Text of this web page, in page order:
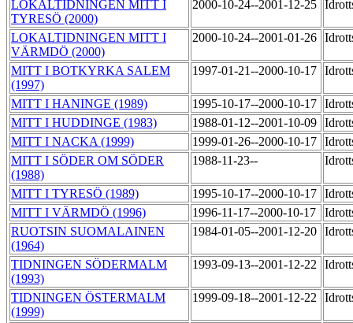
LOKALTIDNINGEN MITT I
TYRESÖ (2000)
2000-10-24--2001-12-25
LOKALTIDNINGEN MITT I
VÄRMDÖ (2000)
2000-10-24--2001-01-26
MITT I BOTKYRKA SALEM
(1997)
1997-01-21--2000-10-17
MITT I HANINGE (1989) 1995-10-17--2000-10-17
MITT I HUDDINGE (1983)
1988-01-12--2001-10-09
MITT I NACKA (1999)
1999-01-26--2000-10-17
MITT I SÖDER OM SÖDER
(1988)
1988-11-23--
MITT I TYRESÖ (1989) 1995-10-17--2000-10-17
MITT I VÄRMDÖ (1996)
1996-11-17--2000-10-17
RUOTSIN SUOMALAINEN
(1964)
1984-01-05--2001-12-20
TIDNINGEN SÖDERMALM
(1993)
1993-09-13--2001-12-22
TIDNINGEN ÖSTERMALM
(1999)
1999-09-18--2001-12-22